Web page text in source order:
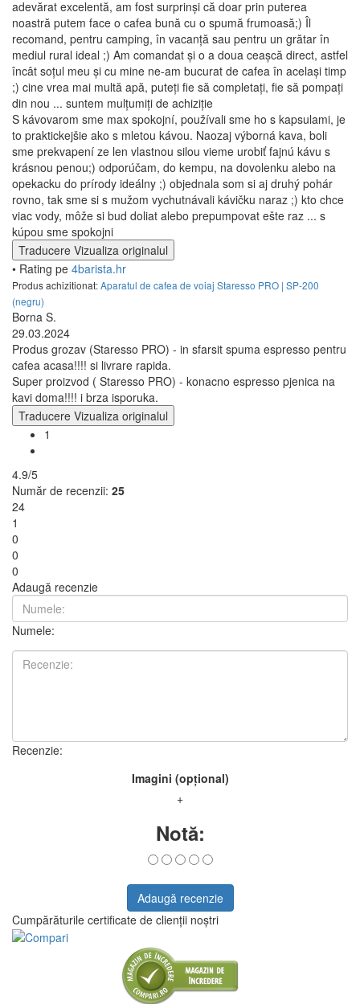
adevărat excelentă, am fost surprinși că doar prin puterea
noastră putem face o cafea bună cu o spumă frumoasă;) Îl
recomand, pentru camping, în vacanță sau pentru un grătar în
mediul rural ideal ;) Am comandat și o a doua ceașcă direct, astfel
încât soțul meu și cu mine ne-am bucurat de cafea în același timp
;) cine vrea mai multă apă, puteți fie să completați, fie să pompați
din nou ... suntem mulțumiți de achiziție
S kávovarom sme max spokojní, používali sme ho s kapsulami, je
to praktickejšie ako s mletou kávou. Naozaj výborná kava, boli
sme prekvapení ze len vlastnou silou vieme urobiť fajnú kávu s
krásnou penou;) odporúčam, do kempu, na dovolenku alebo na
opekacku do prírody ideálny ;) objednala som si aj druhý pohár
rovno, tak sme si s mužom vychutnávali kávičku naraz ;) kto chce
viac vody, môže si bud doliat alebo prepumpovat ešte raz ... s
kúpou sme spokojni
Traducere Vizualiza originalul
• Rating pe 4barista.hr
Produs achizitionat:Aparatul de cafea de voiaj Staresso PRO | SP-200
(negru)
Borna S.
29.03.2024
Produs grozav (Staresso PRO) - in sfarsit spuma espresso pentru
cafea acasa!!!! si livrare rapida.
Super proizvod ( Staresso PRO) - konacno espresso pjenica na
kavi doma!!!! i brza isporuka.
Traducere Vizualiza originalul
1
4.9/5
Număr de recenzii: 25
24
1
0
0
0
Adaugă recenzie
Numele:
Recenzie:
Imagini (opțional)
+
Notă:
Adaugă recenzie
Cumpărăturile certificate de clienții noștri